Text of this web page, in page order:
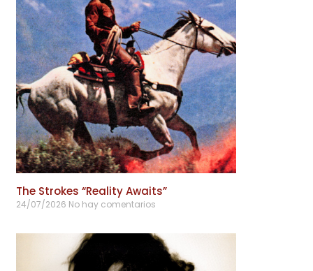
The Strokes “Reality Awaits”
24/07/2026 No hay comentarios